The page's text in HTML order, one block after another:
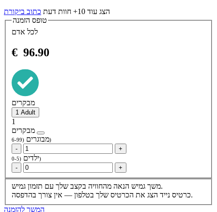
הצג עוד 10+ חוות דעת
כתוב ביקורת
טופס הזמנה
לכל אדם
€ 96.90
מבקרים
1
מבוגרים(6-99)
- +
ילדים(0-5)
- +
משך גמישהנאה מהחוויה בקצב שלך עם תזמון גמיש.
כרטיס ניידהצג את הכרטיס שלך בטלפון — אין צורך בהדפסה.
המשך להזמנה